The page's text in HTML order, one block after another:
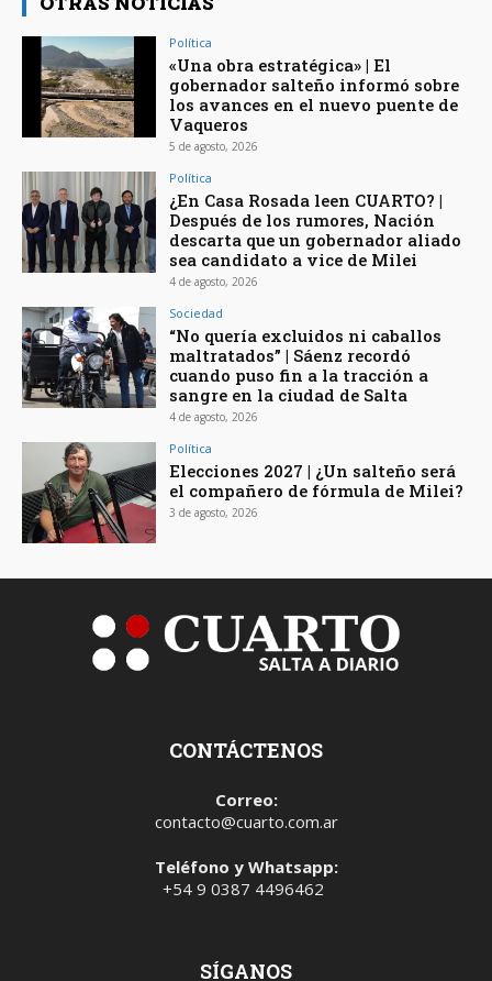
Política
«Una obra estratégica» | El
gobernador salteño informó sobre
los avances en el nuevo puente de
Vaqueros
5 de agosto, 2026
Política
¿En Casa Rosada leen CUARTO? |
Después de los rumores, Nación
descarta que un gobernador aliado
sea candidato a vice de Milei
4 de agosto, 2026
Sociedad
“No quería excluidos ni caballos
maltratados” | Sáenz recordó
cuando puso fin a la tracción a
sangre en la ciudad de Salta
4 de agosto, 2026
Política
Elecciones 2027 | ¿Un salteño será
el compañero de fórmula de Milei?
3 de agosto, 2026
CONTÁCTENOS
Correo:
contacto@cuarto.com.ar
Teléfono y Whatsapp:
+54 9 0387 4496462
SÍGANOS